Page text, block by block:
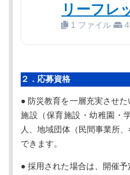
リーフレ
1 ファイル
２．応募資格
● 防災教育を一層充実させ
施設（保育施設・幼稚園・
人、地域団体（民間事業所
できます。
● 採用された場合は、開催